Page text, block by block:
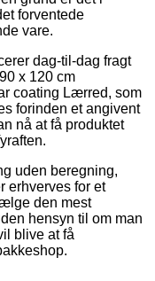
forventede
vare.
dag-til-dag fragt
x 120 cm
coating Lærred, som
forinden et angivent
nå at få produktet
uden beregning,
erhverves for et
den mest
hensyn til om man
blive at få